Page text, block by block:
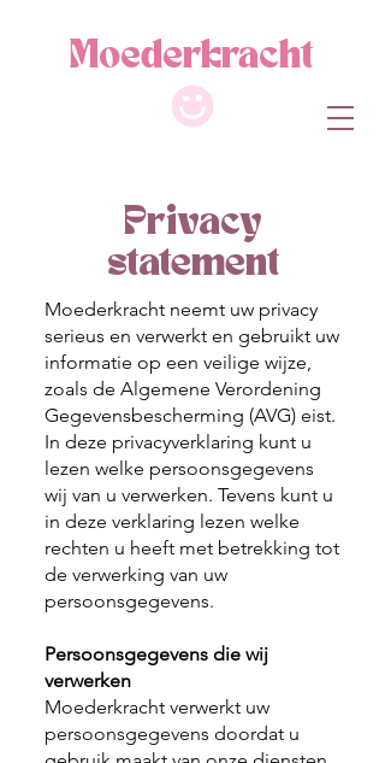
Moederkracht
Privacy
statement
Moederkracht neemt uw privacy
serieus en verwerkt en gebruikt uw
informatie op een veilige wijze,
zoals de Algemene Verordening
Gegevensbescherming (AVG) eist.
In deze privacyverklaring kunt u
lezen welke persoonsgegevens
wij van u verwerken. Tevens kunt u
in deze verklaring lezen welke
rechten u heeft met betrekking tot
de verwerking van uw
persoonsgegevens.
Persoonsgegevens die wij
verwerken
Moederkracht verwerkt uw
persoonsgegevens doordat u